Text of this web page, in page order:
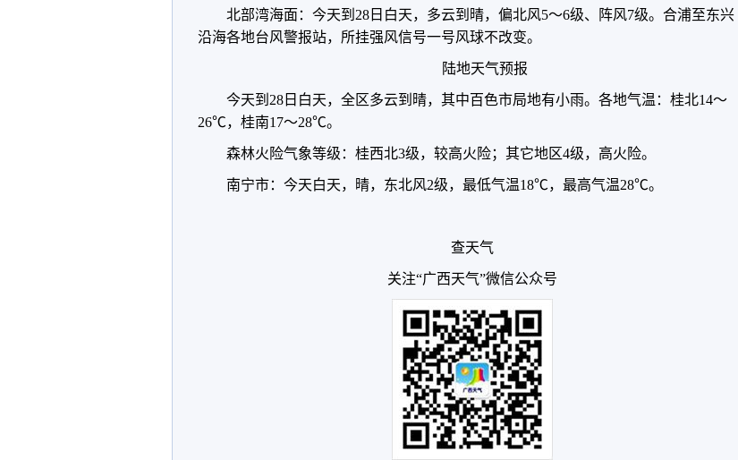
北部湾海面：今天到28日白天，多云到晴，偏北风5～6级、阵风7级。合浦至东兴
沿海各地台风警报站，所挂强风信号一号风球不改变。
陆地天气预报
今天到28日白天，全区多云到晴，其中百色市局地有小雨。各地气温：桂北14～
26℃，桂南17～28℃。
森林火险气象等级：桂西北3级，较高火险；其它地区4级，高火险。
南宁市：今天白天，晴，东北风2级，最低气温18℃，最高气温28℃。
查天气
关注“广西天气”微信公众号